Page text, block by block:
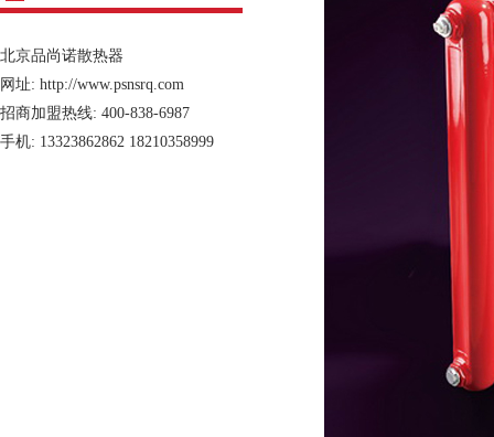
北京品尚诺散热器
网址: http://www.psnsrq.com
招商加盟热线: 400-838-6987
手机: 13323862862 18210358999